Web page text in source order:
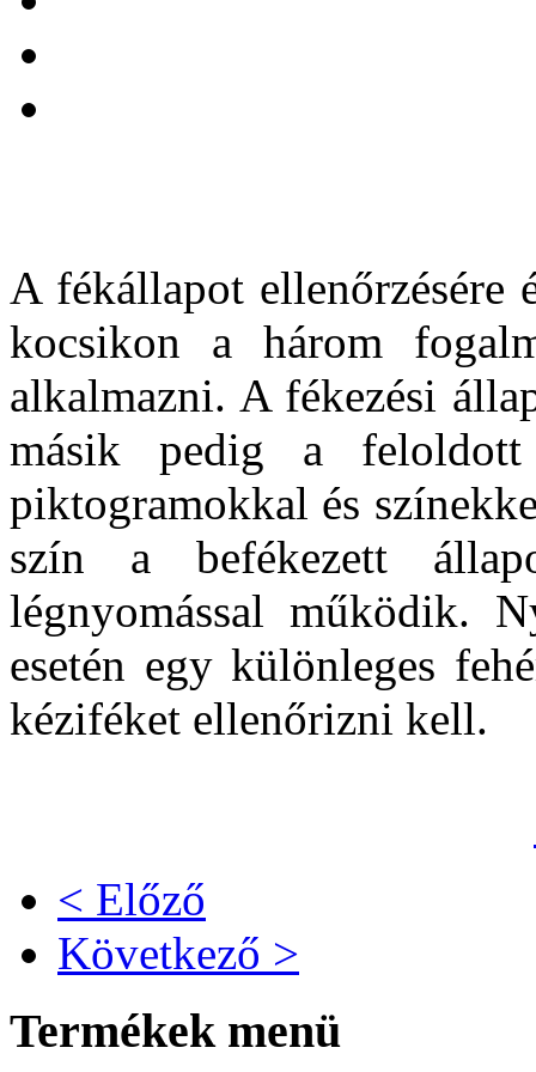
A fékállapot ellenőrzésére
kocsikon a három
alkalmazni. A fékezési
másik pedig a
piktogramokkal és
szín a befékezett
légnyomással működik.
esetén egy különleges
kéziféket ellenőrizni kell.
< Előző
Következő >
Termékek menü